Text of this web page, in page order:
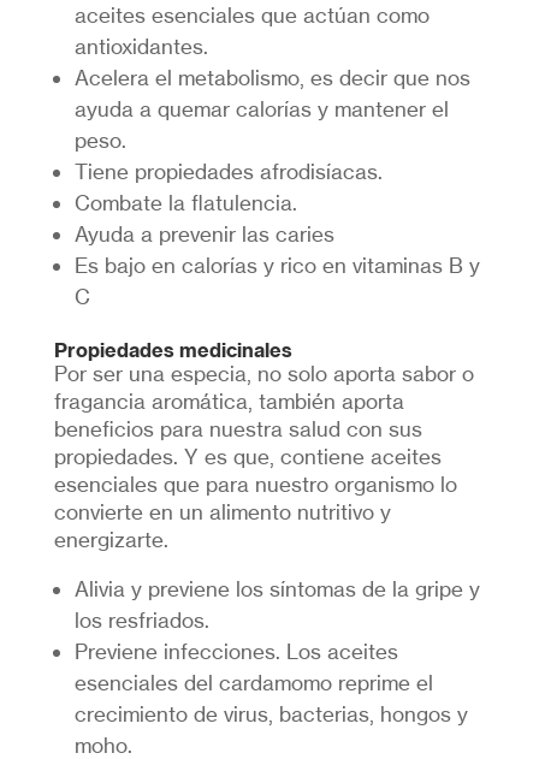
aceites esenciales que actúan como
antioxidantes.
Acelera el metabolismo, es decir que nos
ayuda a quemar calorías y mantener el
peso.
Tiene propiedades afrodisíacas.
Combate la flatulencia.
Ayuda a prevenir las caries
Es bajo en calorías y rico en vitaminas B y
C
Propiedades medicinales
Por ser una especia, no solo aporta sabor o
fragancia aromática, también aporta
beneficios para nuestra salud con sus
propiedades. Y es que, contiene aceites
esenciales que para nuestro organismo lo
convierte en un alimento nutritivo y
energizarte.
Alivia y previene los síntomas de la gripe y
los resfriados.
Previene infecciones. Los aceites
esenciales del cardamomo reprime el
crecimiento de virus, bacterias, hongos y
moho.